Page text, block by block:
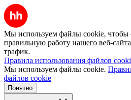
Мы используем файлы cookie, чтобы
правильную работу нашего веб-
трафик.
Правила использования файлов
Мы используем файлы cookie.
файлов cookie
Понятно